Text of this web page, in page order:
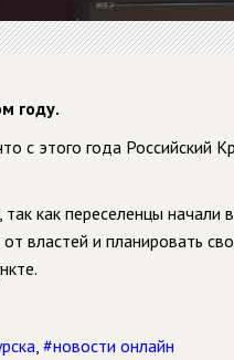
году.
с этого года Российский
как переселенцы
властей и планировать
, #новости онлайн